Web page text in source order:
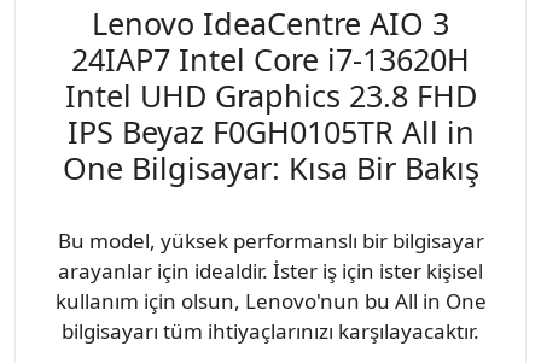
Lenovo IdeaCentre AIO 3
24IAP7 Intel Core i7-13620H
Intel UHD Graphics 23.8 FHD
IPS Beyaz F0GH0105TR All in
One Bilgisayar: Kısa Bir Bakış
Bu model, yüksek performanslı bir bilgisayar
arayanlar için idealdir. İster iş için ister kişisel
kullanım için olsun, Lenovo'nun bu All in One
bilgisayarı tüm ihtiyaçlarınızı karşılayacaktır.